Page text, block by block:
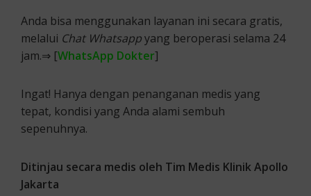
Anda bisa menggunakan layanan ini secara gratis,
melalui Chat Whatsappyang beroperasi selama 24
jam.⇒ [WhatsApp Dokter]
Ingat! Hanya dengan penanganan medis yang
tepat, kondisi yang Anda alami sembuh
sepenuhnya.
Ditinjau secara medis oleh Tim Medis Klinik Apollo
Jakarta